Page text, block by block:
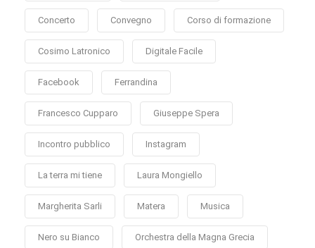
Concerto Convegno Corso di formazione
Cosimo Latronico Digitale Facile
Facebook Ferrandina
Francesco Cupparo Giuseppe Spera
Incontro pubblico Instagram
La terra mi tiene Laura Mongiello
Margherita Sarli Matera Musica
Nero su Bianco Orchestra della Magna Grecia